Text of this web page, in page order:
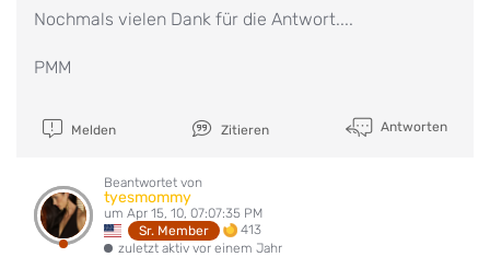
Nochmals vielen Dank für die Antwort....
PMM
Melden Zitieren Antworten
Beantwortet von
tyesmommy
um Apr 15, 10, 07:07:35 PM
Sr. Member
413
zuletzt aktiv vor einem Jahr